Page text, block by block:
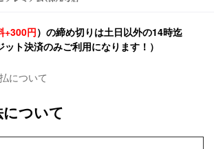
+300円）の締め切りは土日以外の14時迄
ット決済のみご利用になります！）
について
ついて